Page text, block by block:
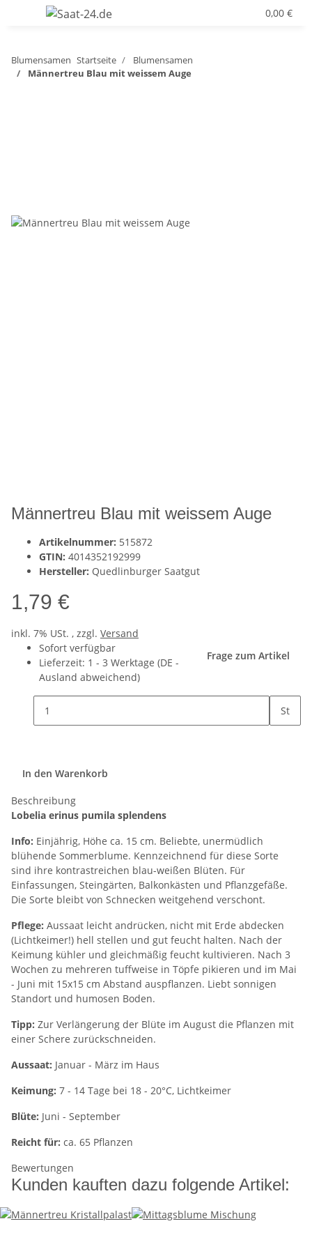
0,00 €
Blumensamen Startseite
Blumensamen
Männertreu Blau mit weissem Auge
Männertreu Blau mit weissem Auge
Artikelnummer: 515872
GTIN: 4014352192999
Hersteller: Quedlinburger Saatgut
1,79 €
inkl. 7% USt. , zzgl. Versand
Sofort verfügbar
Lieferzeit: 1 - 3 Werktage (DE -
Ausland abweichend)
Frage zum Artikel
St
In den Warenkorb
Beschreibung
Lobelia erinus pumila splendens
Info: Einjährig, Höhe ca. 15 cm. Beliebte, unermüdlich
blühende Sommerblume. Kennzeichnend für diese Sorte
sind ihre kontrastreichen blau-weißen Blüten. Für
Einfassungen, Steingärten, Balkonkästen und Pflanzgefäße.
Die Sorte bleibt von Schnecken weitgehend verschont.
Pflege: Aussaat leicht andrücken, nicht mit Erde abdecken
(Lichtkeimer!) hell stellen und gut feucht halten. Nach der
Keimung kühler und gleichmäßig feucht kultivieren. Nach 3
Wochen zu mehreren tuffweise in Töpfe pikieren und im Mai
- Juni mit 15x15 cm Abstand auspflanzen. Liebt sonnigen
Standort und humosen Boden.
Tipp: Zur Verlängerung der Blüte im August die Pflanzen mit
einer Schere zurückschneiden.
Aussaat: Januar - März im Haus
Keimung: 7 - 14 Tage bei 18 - 20°C, Lichtkeimer
Blüte: Juni - September
Reicht für: ca. 65 Pflanzen
Bewertungen
Kunden kauften dazu folgende Artikel: